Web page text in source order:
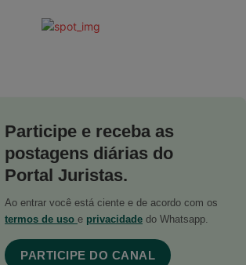
Participe e receba as
postagens diárias do
Portal Juristas.
Ao entrar você está ciente e de acordo com os
termos de uso e privacidade do Whatsapp.
PARTICIPE DO CANAL